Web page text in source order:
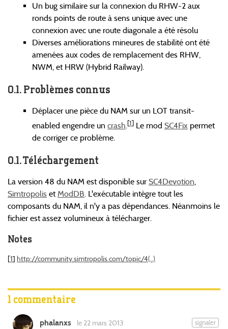
Un bug similaire sur la connexion du RHW-2 aux
ronds points de route à sens unique avec une
connexion avec une route diagonale a été résolu
Diverses améliorations mineures de stabilité ont été
amenées aux codes de remplacement des RHW,
NWM, et HRW (Hybrid Railway).
Problèmes connus
Déplacer une pièce du NAM sur un LOT transit-
enabled engendre un crash.[1] Le mod SC4Fix permet
de corriger ce problème.
Téléchargement
La version 48 du NAM est disponible sur SC4Devotion,
Simtropolis etModDB. L'exécutable intègre tout les
composants du NAM, il n'y a pas dépendances. Néanmoins le
fichier est assez volumineux à télécharger.
Notes
[1] http://community.simtropolis.com/topic/4(..)
1 commentaire
phalanxs le 22 mars 2013 signaler